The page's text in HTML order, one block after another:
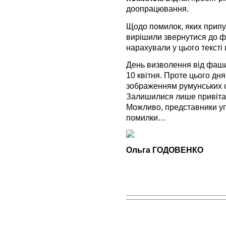
доопрацювання.
Щодо помилок, яких
вирішили звернутися до
нарахували у цього
День визволення від
10 квітня. Проте цього дня
зображенням румунських
Залишилися лише
Можливо, представники
помилки…
Ольга ГОДОВЕНКО